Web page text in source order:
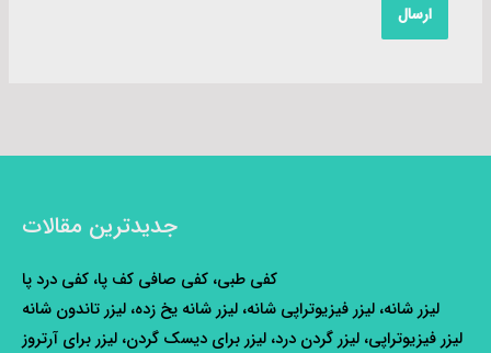
جدیدترین مقالات
کفی طبی، کفی صافی کف پا، کفی درد پا
لیزر شانه، لیزر فیزیوتراپی شانه، لیزر شانه یخ زده، لیزر تاندون شانه
لیزر فیزیوتراپی، لیزر گردن درد، لیزر برای دیسک گردن، لیزر برای آرتروز